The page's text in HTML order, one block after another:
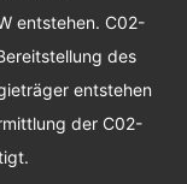
entstehen. C02-
des
entstehen
der C02-